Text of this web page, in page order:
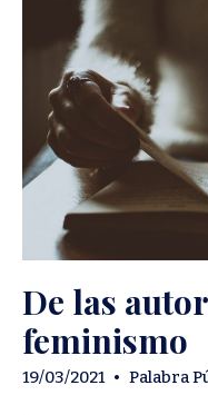
De las
feminismo
19/03/2021 • Palabra